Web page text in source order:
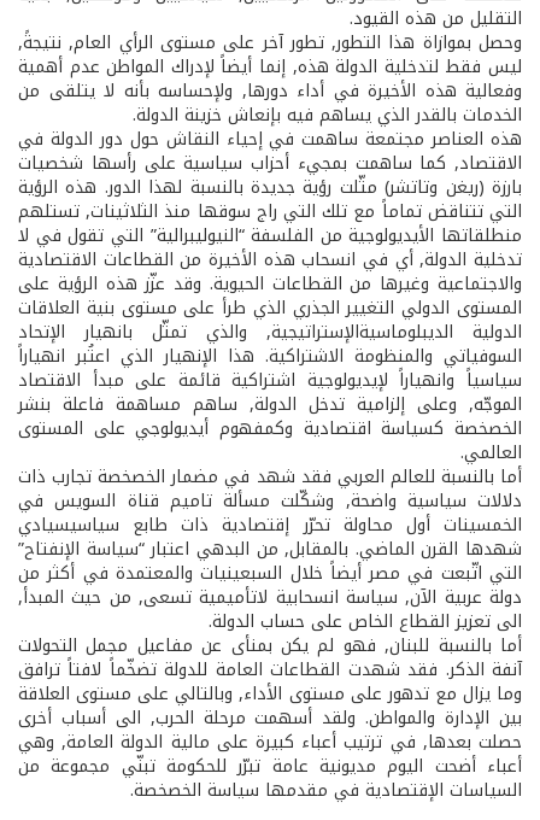
التقليل من هذه القيود.
وحصل بموازاة هذا التطور, تطور آخر على مستوى الرأي العام, نتيجةً,
ليس فقط لتدخلية الدولة هذه, إنما أيضاً لإدراك المواطن عدم أهمية
وفعالية هذه الأخيرة في أداء دورها, ولإحساسه بأنه لا يتلقى من
الخدمات بالقدر الذي يساهم فيه بإنعاش خزينة الدولة.
هذه العناصر مجتمعة ساهمت في إحياء النقاش حول دور الدولة في
الاقتصاد, كما ساهمت بمجيء أحزاب سياسية على رأسها شخصيات
بارزة (ريغن وتاتشر) مثّلت رؤية جديدة بالنسبة لهذا الدور. هذه الرؤية
التي تتناقض تماماً مع تلك التي راج سوقها منذ الثلاثينات, تستلهم
منطلقاتها الأيديولوجية من الفلسفة “النيو­ليبرالية” التي تقول في لا
تدخلية الدولة, أي في انسحاب هذه الأخيرة من القطاعات الاقتصادية
والاجتماعية وغيرها من القطاعات الحيوية. وقد عزّز هذه الرؤية على
المستوى الدولي التغيير الجذري الذي طرأ على مستوى بنية العلاقات
الدولية الديبلوماسية­الإستراتيجية, والذي تمثّل بانهيار الإتحاد
السوفياتي والمنظومة الاشتراكية. هذا الإنهيار الذي اعتُبر انهياراً
سياسياً وانهياراً لإيديولوجية اشتراكية قائمة على مبدأ الاقتصاد
الموجّه, وعلى إلزامية تدخل الدولة, ساهم مساهمة فاعلة بنشر
الخصخصة كسياسة اقتصادية وكمفهوم أيديولوجي على المستوى
العالمي.
أما بالنسبة للعالم العربي فقد شهد في مضمار الخصخصة تجارب ذات
دلالات سياسية واضحة, وشكّلت مسألة تاميم قناة السويس في
الخمسينات أول محاولة تحرّر إقتصادية ذات طابع سياسي­سيادي
شهدها القرن الماضي. بالمقابل, من البدهي اعتبار “سياسة الإنفتاح”
التي اتّبعت في مصر أيضاً خلال السبعينيات والمعتمدة في أكثر من
دولة عربية الآن, سياسة انسحابية لاتأميمية تسعى, من حيث المبدأ,
الى تعزيز القطاع الخاص على حساب الدولة.
أما بالنسبة للبنان, فهو لم يكن بمنأى عن مفاعيل مجمل التحولات
آنفة الذكر. فقد شهدت القطاعات العامة للدولة تضخّماً لافتاً ترافق
وما يزال مع تدهور على مستوى الأداء, وبالتالي على مستوى العلاقة
بين الإدارة والمواطن. ولقد أسهمت مرحلة الحرب, الى أسباب أخرى
حصلت بعدها, في ترتيب أعباء كبيرة على مالية الدولة العامة, وهي
أعباء أضحت اليوم مديونية عامة تبرّر للحكومة تبنّي مجموعة من
السياسات الإقتصادية في مقدمها سياسة الخصخصة.